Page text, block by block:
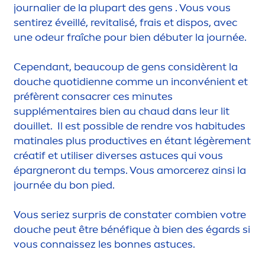
journalier de la plupart des gens . Vous vous
sentirez éveillé, revitalisé, frais et dispos, avec
une odeur fraîche pour bien débuter la journée.
Cependant, beaucoup de gens considèrent la
douche quotidienne comme un inconvénient et
préfèrent consacrer ces minutes
supplémentaires bien au chaud dans leur lit
douillet. Il est possible de rendre vos habitudes
matinales plus productives en étant légèrement
créatif et utiliser diverses astuces qui vous
épargneront du temps. Vous amorcerez ainsi la
journée du bon pied.
Vous seriez surpris de constater combien votre
douche peut être bénéfique à bien des égards si
vous connaissez les bonnes astuces.